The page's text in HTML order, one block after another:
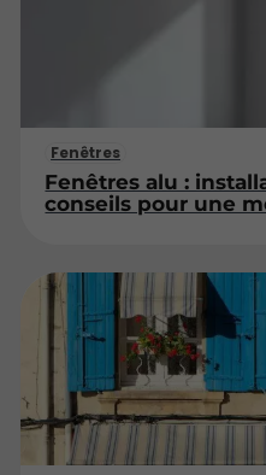
Fenêtres
Fenêtres alu :
conseils pour une